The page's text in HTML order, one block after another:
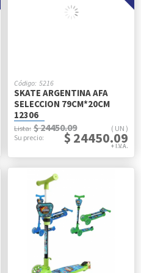
5216
SKATE ARGENTINA AFA
SELECCION 79CM*20CM
12306
UN
$ 24450.09
$ 24450.09